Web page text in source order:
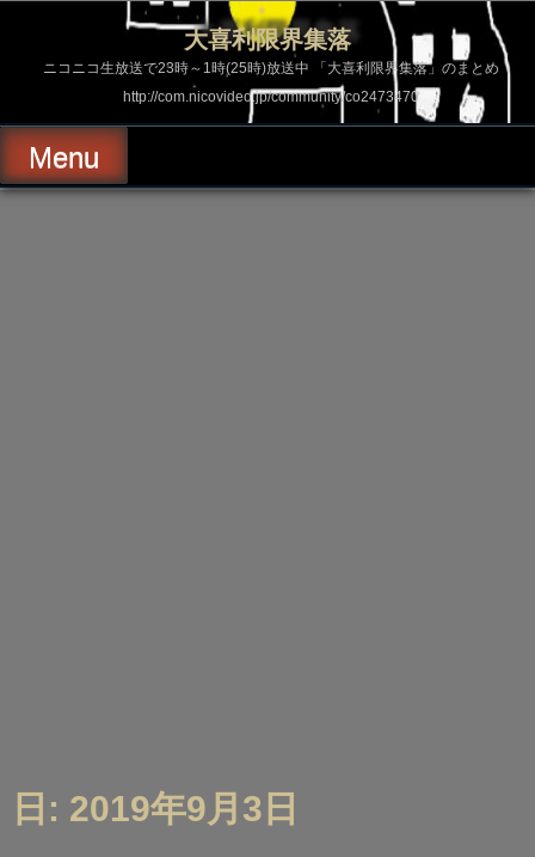
ス
ッ
プ
大喜利限界集落
ニコニコ生放送で23時～1時(25時)放送中 「大喜利限界集落」のまとめ
http://com.nicovideo.jp/community/co2473470
Menu
日: 2019年9月3日